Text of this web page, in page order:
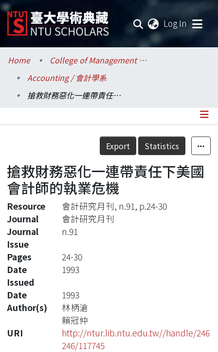
Log In
Communities & Collections
Research Outputs
Statistics
Home
College of Management / 管理學院
Accounting / 會計學系
搶救財務惡化一連帶責任下美國會計師的執業危機
Details
Export Statistics
搶救財務惡化一連帶責任下美國
會計師的執業危機
Resource
會計研究月刊, n.91, p.24-30
Journal
會計研究月刊
Journal
Issue
n.91
Pages
24-30
Date
Issued
1993
Date
1993
Author(s)
林柄滄
賴冠仲
URI
http://ntur.lib.ntu.edu.tw//handle/246
246/117745